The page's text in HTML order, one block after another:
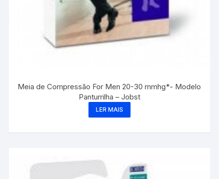
Meia de Compressão For Men 20-30 mmhg*- Modelo
Panturrilha – Jobst
LER MAIS